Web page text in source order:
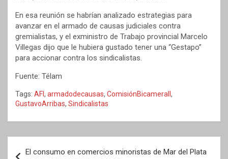
En esa reunión se habrían analizado estrategias para
avanzar en el armado de causas judiciales contra
gremialistas, y el exministro de Trabajo provincial Marcelo
Villegas dijo que le hubiera gustado tener una “Gestapo”
para accionar contra los sindicalistas.
Fuente: Télam
Tags: AFI, armadodecausas, ComisiónBicamerall ,
GustavoArribas, Sindicalistas
El consumo en comercios minoristas de Mar del Plata